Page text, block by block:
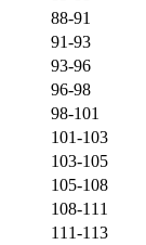
88-91
91-93
93-96
96-98
98-101
101-103
103-105
105-108
108-111
111-113